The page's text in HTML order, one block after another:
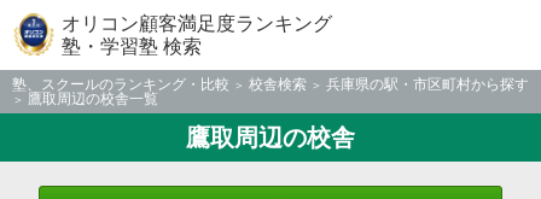
オリコン顧客満足度ランキング
塾・学習塾 検索
塾、スクールのランキング・比較 校舎検索
兵庫県の駅・市区町村から探す
鷹取周辺の校舎一覧
鷹取周辺の校舎